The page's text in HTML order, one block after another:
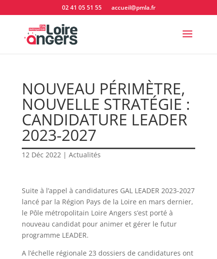
02 41 05 51 55 accueil@pmla.fr
NOUVEAU PÉRIMÈTRE,
NOUVELLE STRATÉGIE :
CANDIDATURE LEADER
2023-2027
12 Déc 2022| Actualités
Suite à l’appel à candidatures GAL LEADER 2023-2027
lancé par la Région Pays de la Loire en mars dernier,
le Pôle métropolitain Loire Angers s’est porté à
nouveau candidat pour animer et gérer le futur
programme LEADER.
A l’échelle régionale 23 dossiers de candidatures ont